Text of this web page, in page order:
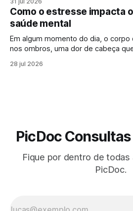
Para muita gente, buscar um
sinal de que “algo saiu do
Como o estresse impacta
saúde mental
Em algum momento do dia, o corpo
nos ombros, uma dor de cabeça
Muitas vezes, esses sintomas
28 jul 2026
PicDoc
Fique por dentro de todas
PicDoc.